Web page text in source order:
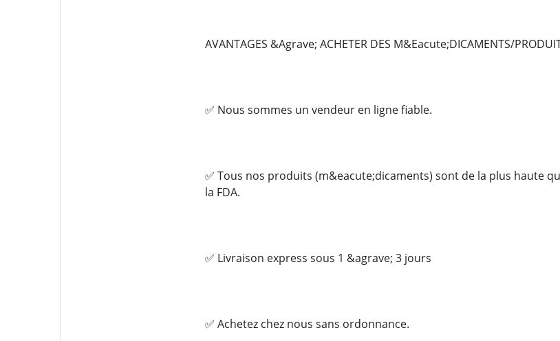
AVANTAGES &Agrave; ACHETER DES M&Eacute;DICAMENTS/
✅ Nous sommes un vendeur en ligne fiable.
✅ Tous nos produits (m&eacute;dicaments) sont de la plus haute
la FDA.
✅ Livraison express sous 1 &agrave; 3 jours
✅ Achetez chez nous sans ordonnance.